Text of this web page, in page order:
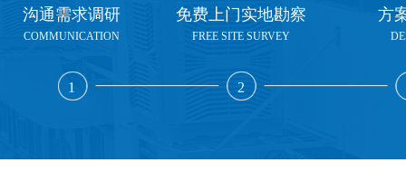
沟通需求调研
COMMUNICATION
1
免费上门实地勘察
FREE SITE SURVEY
2
方